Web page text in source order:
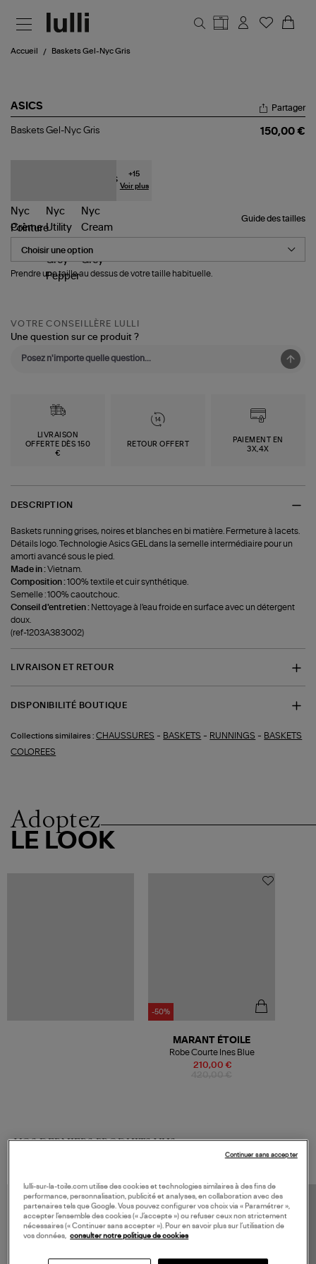
Accueil Baskets Gel-Nyc Gris
ASICS
Baskets
Partager
Baskets Gel-Nyc Gris 150,00 €
+15
Voir plus
Guide des tailles
Pointure
Prendre une taille au dessus de votre taille habituelle.
VOTRE CONSEILLÈRE LULLI
Une question sur ce produit ?
LIVRAISON
OFFERTE DÈS 150
€
RETOUR OFFERT
PAIEMENT EN
3X,4X
DESCRIPTION
Baskets running grises, noires et blanches en bi matière. Fermeture à lacets.
Détails logo. Technologie Asics GEL dans la semelle intermédiaire pour un
amorti avancé sous le pied.
Made in :Vietnam.
Composition :100% textile et cuir synthétique.
Semelle : 100% caoutchouc.
Conseil d'entretien : Nettoyage à l'eau froide en surface avec un détergent
doux.
(ref-1203A383002)
LIVRAISON ET RETOUR
DISPONIBILITÉ BOUTIQUE
Collections similaires : CHAUSSURES - BASKETS - RUNNINGS - BASKETS
COLOREES
Adoptez
LE LOOK
-50%
210,00 €
MARANT ÉTOILE
Robe Courte Ines Blue
VOS DERNIERS PRODUITS VUS
lulli-sur-la-toile.com utilise des cookies et technologies similaires à des fins de
performance, personnalisation, publicité et analyses, en collaboration avec des
partenaires tels que Google. Vous pouvez configurer vos choix via « Paramétrer »,
accepter l’ensemble des cookies (« J’accepte ») ou refuser ceux non strictement
nécessaires (« Continuer sans accepter »). Pour en savoir plus sur l’utilisation de
vos données, consulter notre politique de cookies
Continuer sans accepter